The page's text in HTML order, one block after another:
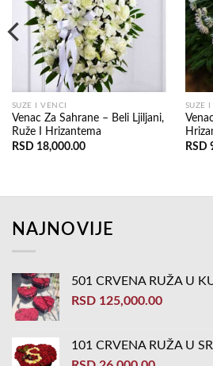
SUZE I VENCI
Venac Za Sahrane – Beli Ljiljani,
Ruže I Hrizantema
RSD 18,000.00
SUZE I
RSD
NAJNOVIJE
501 CRVENA RUŽA U
RSD 125,000.00
101 CRVENA RUŽA U